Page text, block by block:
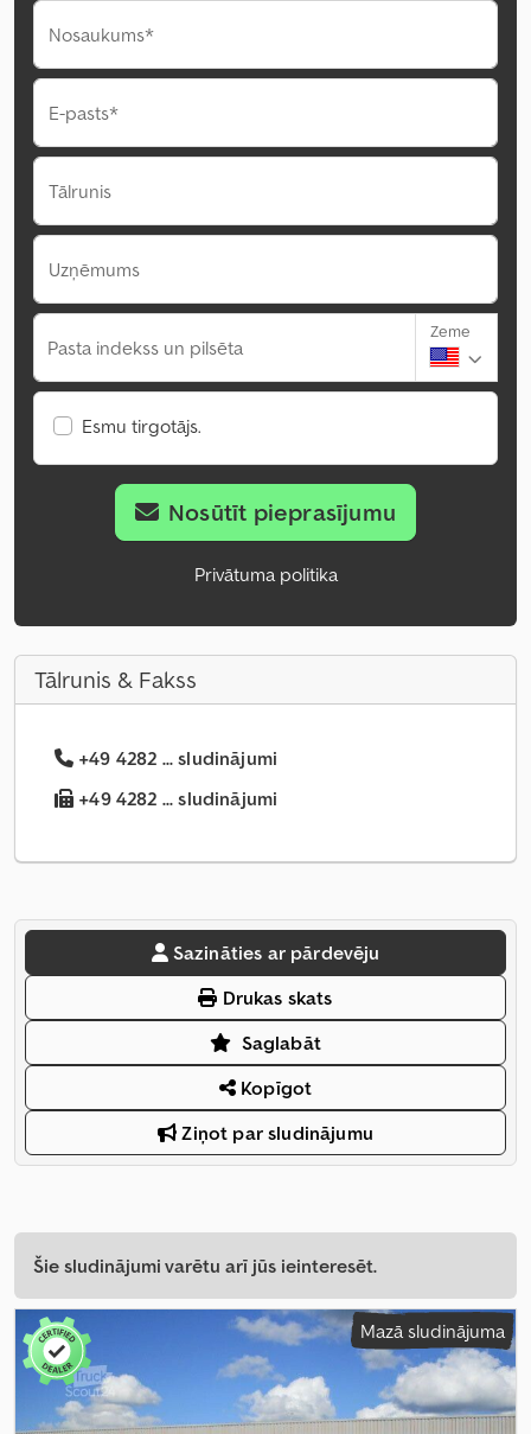
Nosaukums*
E-pasts*
Tālrunis
Uzņēmums
Pasta indekss un pilsēta
Zeme
Esmu tirgotājs.
Nosūtīt pieprasījumu
Privātuma politika
Tālrunis & Fakss
+49 4282 ... sludinājumi
+49 4282 ... sludinājumi
Sazināties ar pārdevēju
Drukas skats
Saglabāt
Kopīgot
Ziņot par sludinājumu
Šie sludinājumi varētu arī jūs ieinteresēt.
Mazā sludinājuma